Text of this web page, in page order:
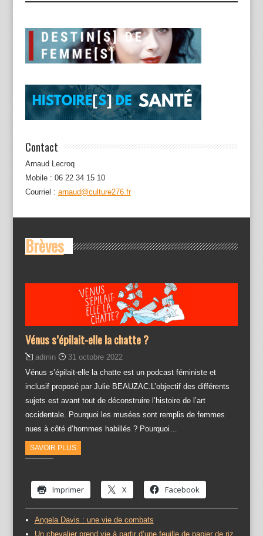
Contact
Arnaud Lecroq
Mobile : 06 22 34 15 10
Courriel : arnaud@culture276.fr
Brèves
Vénus s’épilait-elle la chatte ?
admin
31 octobre 2022
Vénus s’épilait-elle la chatte est un podcast féministe et
inclusif proposé par Julie BEAUZAC.L’objectif des différents
sujets est avant tout de déconstruire l’histoire de l’art
occidentale. Pourquoi les musées sont remplis de femmes
nues à côté d’hommes habillés ? Pourquoi…
SAVOIR PLUS
Imprimer X Facebook
Angela Davis : une vie de combats
Un chevalier prend vie à partir d’une feuille de papier de riz